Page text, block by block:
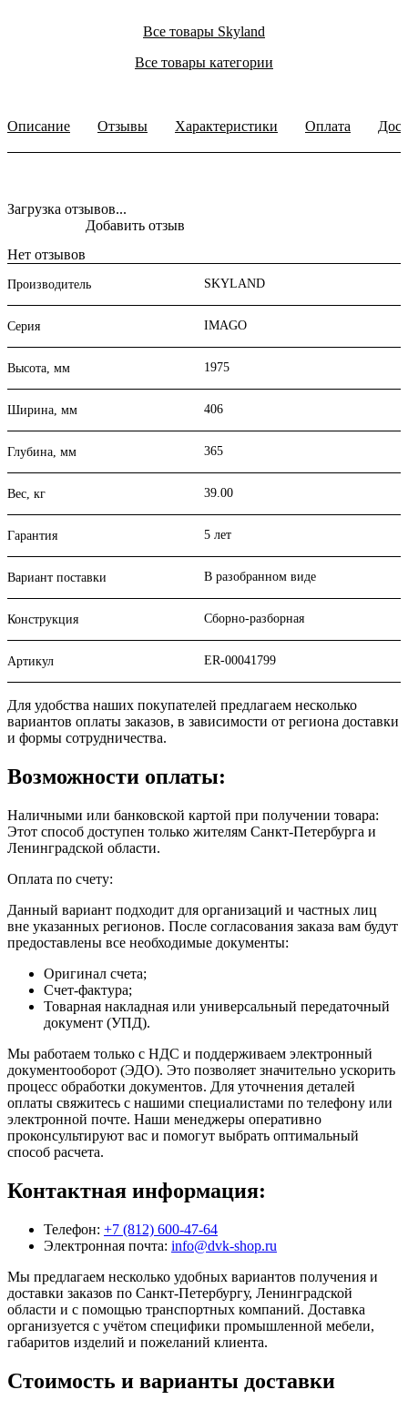
Все товары Skyland
Все товары категории
Описание Отзывы Характеристики Оплата
Загрузка отзывов...
Нет отзывов
Добавить отзыв
Производитель SKYLAND
Серия IMAGO
Высота, мм 1975
Ширина, мм 406
Глубина, мм 365
Вес, кг 39.00
Гарантия 5 лет
Вариант поставки В разобранном виде
Конструкция Сборно-разборная
Артикул ER-00041799
Для удобства наших покупателей предлагаем несколько
вариантов оплаты заказов, в зависимости от региона доставки
и формы сотрудничества.
Возможности оплаты:
Наличными или банковской картой при получении товара:
Этот способ доступен только жителям Санкт-Петербурга и
Ленинградской области.
Оплата по счету:
Данный вариант подходит для организаций и частных лиц
вне указанных регионов. После согласования заказа вам будут
предоставлены все необходимые документы:
Оригинал счета;
Счет-фактура;
Товарная накладная или универсальный передаточный
документ (УПД).
Мы работаем только с НДС и поддерживаем электронный
документооборот (ЭДО). Это позволяет значительно ускорить
процесс обработки документов. Для уточнения деталей
оплаты свяжитесь с нашими специалистами по телефону или
электронной почте. Наши менеджеры оперативно
проконсультируют вас и помогут выбрать оптимальный
способ расчета.
Контактная информация:
Телефон: +7 (812) 600-47-64
Электронная почта: info@dvk-shop.ru
Мы предлагаем несколько удобных вариантов получения и
доставки заказов по Санкт-Петербургу, Ленинградской
области и с помощью транспортных компаний. Доставка
организуется с учётом специфики промышленной мебели,
габаритов изделий и пожеланий клиента.
Стоимость и варианты доставки